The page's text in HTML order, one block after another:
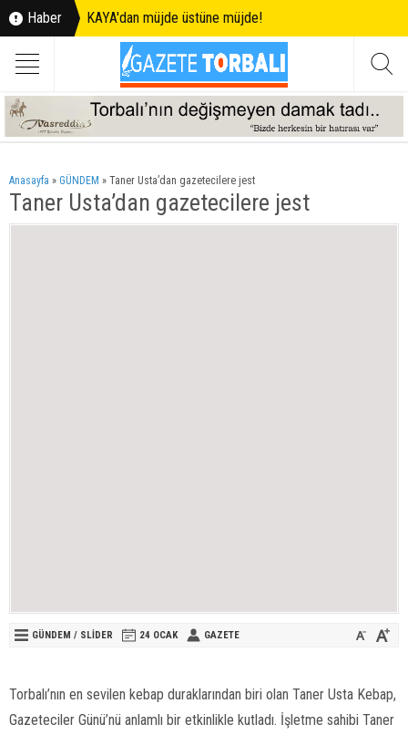
Haber KAYA'dan müjde üstüne müjde!
Anasayfa » GÜNDEM » Taner Usta’dan gazetecilere jest
Taner Usta’dan gazetecilere jest
GÜNDEM / SLİDER 24 OCAK GAZETE
Torbalı’nın en sevilen kebap duraklarından biri olan Taner Usta Kebap,
Gazeteciler Günü’nü anlamlı bir etkinlikle kutladı. İşletme sahibi Taner